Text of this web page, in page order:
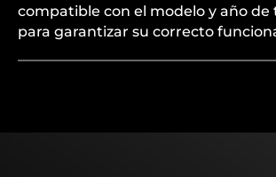
compatible con el modelo y año de
para garantizar su correcto